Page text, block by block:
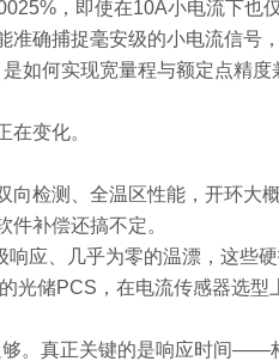
，即使在10A小电流下也
确捕捉毫安级的小电流信号
如何实现宽量程与额定点精度
变化。
向检测、全温区性能，开环
补偿还搞不定。
应、几乎为零的温漂，这些
光储PCS，在电流传感器选型
。真正关键的是响应时间——